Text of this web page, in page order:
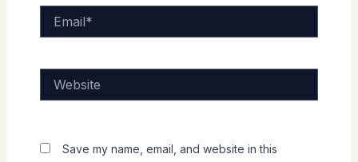
Save my name, email, and website in this